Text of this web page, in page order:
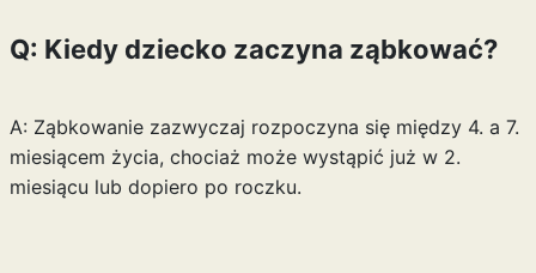
Q: Kiedy dziecko zaczyna ząbkować?
A: Ząbkowanie zazwyczaj rozpoczyna się między 4. a 7.
miesiącem życia, chociaż może wystąpić już w 2.
miesiącu lub dopiero po roczku.